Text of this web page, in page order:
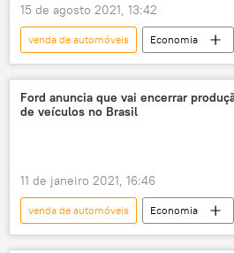
BRICS
tecnologia
15 de agosto 2021, 13:42
venda de automóveis Economia
Paládio
metais
indústria automobilística
Ford anuncia que vai encerrar
de veículos no Brasil
11 de janeiro 2021, 16:46
venda de automóveis Economia
Ford
fábrica
fábricas